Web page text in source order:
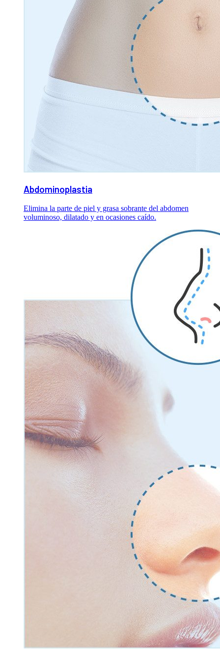
Abdominoplastia
Elimina la parte de piel y grasa sobrante del abdomen
voluminoso, dilatado y en ocasiones caído.